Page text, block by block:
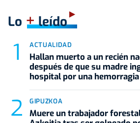
Lo +leído
ACTUALIDAD
Hallan muerto a un recién
después de que su madre
hospital por una hemorragia
GIPUZKOA
Muere un trabajador